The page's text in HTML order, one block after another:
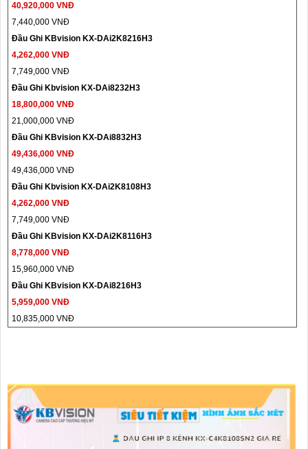
40,920,000 VNĐ
7,440,000 VNĐ
Đầu Ghi KBvision KX-DAi2K8216H3
4,262,000 VNĐ
7,749,000 VNĐ
Đầu Ghi Kbvision KX-DAi8232H3
18,800,000 VNĐ
21,000,000 VNĐ
Đầu Ghi KBvision KX-DAi8832H3
49,436,000 VNĐ
49,436,000 VNĐ
Đầu Ghi Kbvision KX-DAi2K8108H3
4,262,000 VNĐ
7,749,000 VNĐ
Đầu Ghi KBvision KX-DAi2K8116H3
8,778,000 VNĐ
15,960,000 VNĐ
Đầu Ghi KBvision KX-DAi8216H3
5,959,000 VNĐ
10,835,000 VNĐ